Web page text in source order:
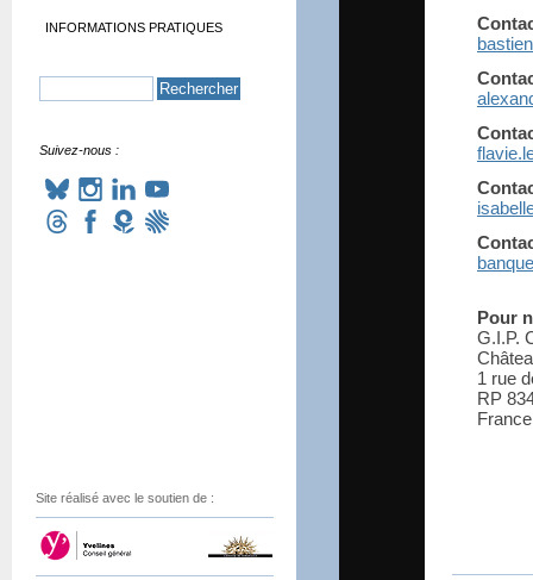
Pour
G.I.P.
1 rue
RP
France
INFORMATIONS PRATIQUES
Suivez-nous :
Site réalisé avec le soutien de :